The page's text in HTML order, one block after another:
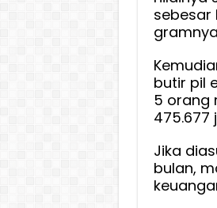
sebesar
butir pil
5 orang
475.677
Jika
bulan,